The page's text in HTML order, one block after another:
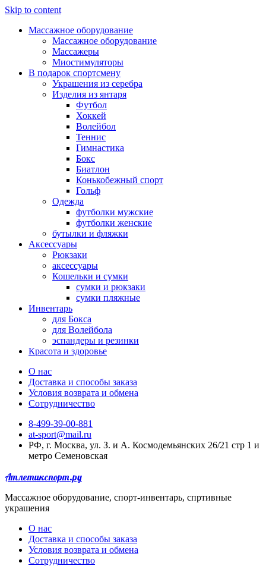
Skip to content
Массажное оборудование
Массажное оборудование
Массажеры
Миостимуляторы
В подарок спортсмену
Украшения из серебра
Изделия из янтаря
Футбол
Хоккей
Волейбол
Теннис
Гимнастика
Бокс
Биатлон
Конькобежный спорт
Гольф
Одежда
футболки мужские
футболки женские
бутылки и фляжки
Аксессуары
Рюкзаки
аксессуары
Кошельки и сумки
сумки и рюкзаки
сумки пляжные
Инвентарь
для Бокса
для Волейбола
эспандеры и резинки
Красота и здоровье
О нас
Доставка и способы заказа
Условия возврата и обмена
Сотрудничество
8-499-39-00-881
at-sport@mail.ru
РФ, г. Москва, ул. З. и А. Космодемьянских 26/21 стр 1 и
метро Семеновская
Атлетикспорт.ру
Массажное оборудование, спорт-инвентарь, спртивные
украшения
О нас
Доставка и способы заказа
Условия возврата и обмена
Сотрудничество